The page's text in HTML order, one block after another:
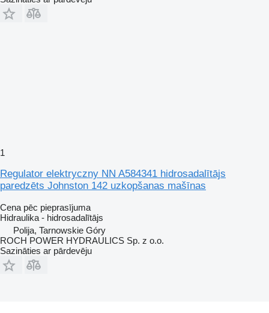
1
Regulator elektryczny NN A584341 hidrosadalītājs
paredzēts Johnston 142 uzkopšanas mašīnas
Cena pēc pieprasījuma
Hidraulika - hidrosadalītājs
Polija, Tarnowskie Góry
ROCH POWER HYDRAULICS Sp. z o.o.
Sazināties ar pārdevēju